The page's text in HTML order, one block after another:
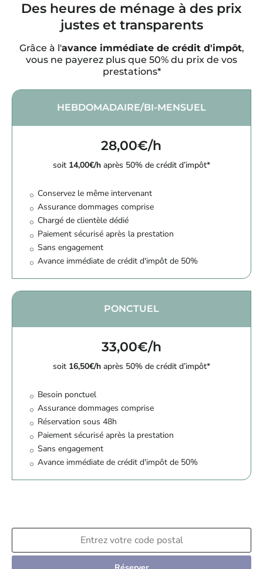
Des heures de ménage à des prix
justes et transparents
Grâce à l'avance immédiate de crédit d'impôt,
vous ne payerez plus que 50% du prix de vos
prestations*
HEBDOMADAIRE/BI-MENSUEL
28,00€/h
soit 14,00€/haprès 50% de crédit d’impôt*
Conservez le même intervenant
Assurance dommages comprise
Chargé de clientèle dédié
Paiement sécurisé après la prestation
Sans engagement
Avance immédiate de crédit d'impôt de 50%
PONCTUEL
33,00€/h
soit 16,50€/haprès 50% de crédit d’impôt*
Besoin ponctuel
Assurance dommages comprise
Réservation sous 48h
Paiement sécurisé après la prestation
Sans engagement
Avance immédiate de crédit d'impôt de 50%